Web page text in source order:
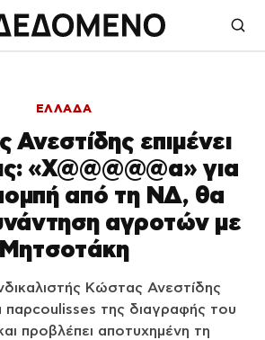
ΕΛΛΑΔΑ
επιμένει
«Χ@@@@@α» για
από τη ΝΔ, θα
αγροτών με
Μητσοτάκη
Κώστας Ανεστίδης
παρcoulisses της διαγραφής του
προβλέπει αποτυχημένη τη